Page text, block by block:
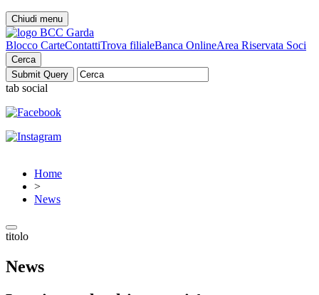
Chiudi menu
Blocco CarteContattiTrova filialeBanca OnlineArea Riservata Soci
Cerca
tab social
Home
>
News
titolo
News